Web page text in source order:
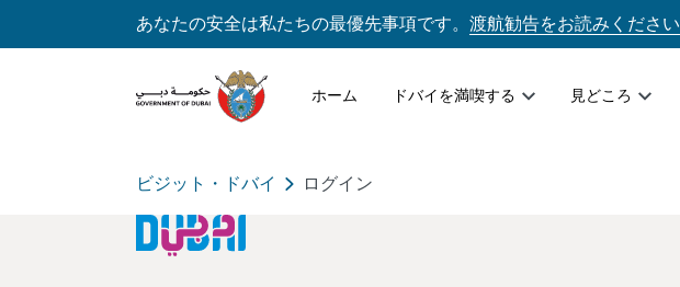
あなたの安全は私たちの最優先事項です。 渡航勧告をお読みください
ホーム ドバイを満喫する 見どころ
ビジット・ドバイ ログイン